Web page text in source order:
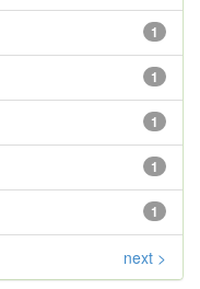
1
1
1
1
1
next >